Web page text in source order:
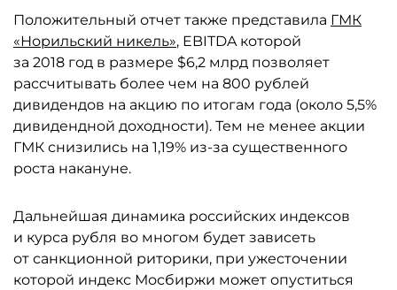
Положительный отчет также представила ГМК
«Норильский никель», EBITDA которой
за 2018 год в размере $6,2 млрд позволяет
рассчитывать более чем на 800 рублей
дивидендов на акцию по итогам года (около 5,5%
дивидендной доходности). Тем не менее акции
ГМК снизились на 1,19% из-за существенного
роста накануне.
Дальнейшая динамика российских индексов
и курса рубля во многом будет зависеть
от санкционной риторики, при ужесточении
которой индекс Мосбиржи может опуститься